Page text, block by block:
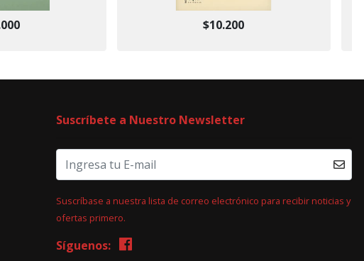
$10.200
Suscríbete a Nuestro Newsletter
Suscríbase a nuestra lista de correo electrónico para recibir noticias y
ofertas primero.
Síguenos: